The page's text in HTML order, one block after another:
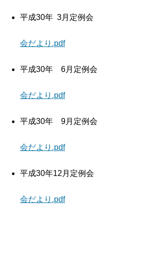
平成30年 3月定例会
会だより.pdf
平成30年 6月定例会
会だより.pdf
平成30年 9月定例会
会だより.pdf
平成30年12月定例会
会だより.pdf